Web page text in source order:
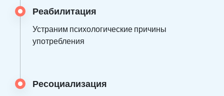
Реабилитация
Устраним психологические причины
употребления
Ресоциализация